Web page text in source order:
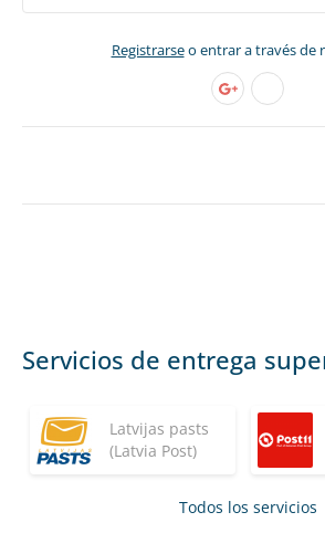
Registrarseo entrar a través de
Servicios de entrega
Latvijas pasts
(Latvia Post)
Todos los servicios